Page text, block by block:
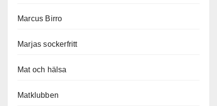
Marcus Birro
Marjas sockerfritt
Mat och hälsa
Matklubben